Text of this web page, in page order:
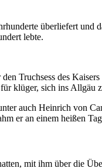
überliefert
lebte.
Truchsess des
klüger, sich ins Allgäu
auch Heinrich von
er an einem heißen
mit ihm über die